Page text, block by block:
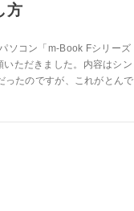
方
ソコン「m-Book Fシリーズ
いただきました。内容はシン
ったのですが、これがとんで